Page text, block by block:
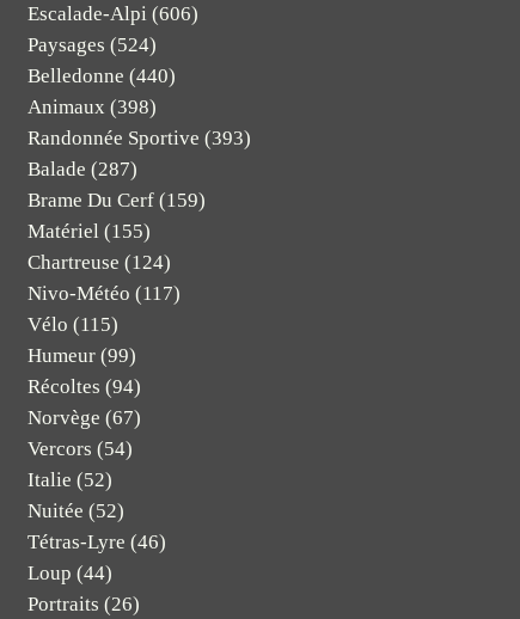
Escalade-Alpi (606)
Paysages (524)
Belledonne (440)
Animaux (398)
Randonnée Sportive (393)
Balade (287)
Brame Du Cerf (159)
Matériel (155)
Chartreuse (124)
Nivo-Météo (117)
Vélo (115)
Humeur (99)
Récoltes (94)
Norvège (67)
Vercors (54)
Italie (52)
Nuitée (52)
Tétras-Lyre (46)
Loup (44)
Portraits (26)